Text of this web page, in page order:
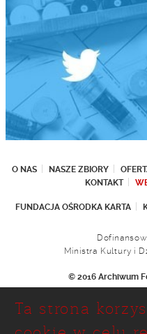
O NAS NASZE ZBIORY
KONTAKT
FUNDACJA OŚRODKA KARTA
Ministra Kultury i
© 2016 Archiwum
Ul.
02-
Ta strona